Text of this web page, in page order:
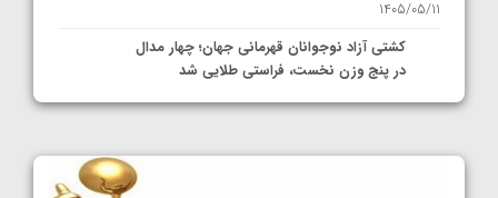
1405/05/11
کشتی آزاد نوجوانان قهرمانی جهان؛ چهار مدال
در پنج وزن نخست، فراستی طلایی شد
1405/05/11